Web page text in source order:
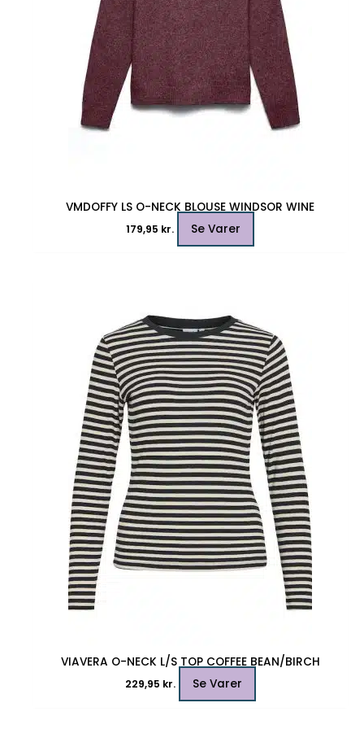
VMDOFFY LS O-NECK BLOUSE WINDSOR WINE
179,95 kr. Se Varer
varesiden
VIAVERA O-NECK L/S TOP COFFEE BEAN/BIRCH
229,95 kr. Se Varer
har
flere
varianter.
Mulighederne
kan
vælges
på
varesiden